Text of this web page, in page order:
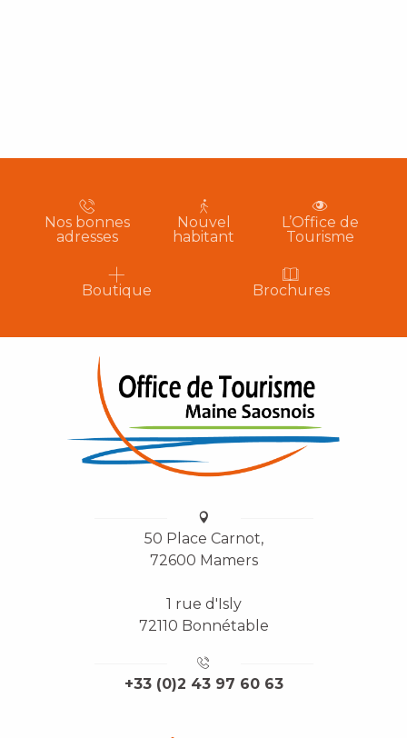
Nos bonnes
adresses
Nouvel
habitant
L’Office de
Tourisme
Boutique Brochures
50 Place Carnot,
72600 Mamers
1 rue d'Isly
72110 Bonnétable
+33 (0)2 43 97 60 63